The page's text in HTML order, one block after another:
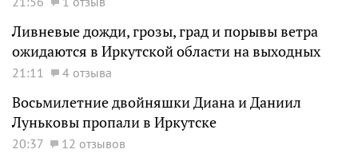
Ливневые дожди, грозы, град и порывы ветра
ожидаются в Иркутской области на выходных
21:11 4 отзыва
Восьмилетние двойняшки Диана и Даниил
Луньковы пропали в Иркутске
20:37 12 отзывов